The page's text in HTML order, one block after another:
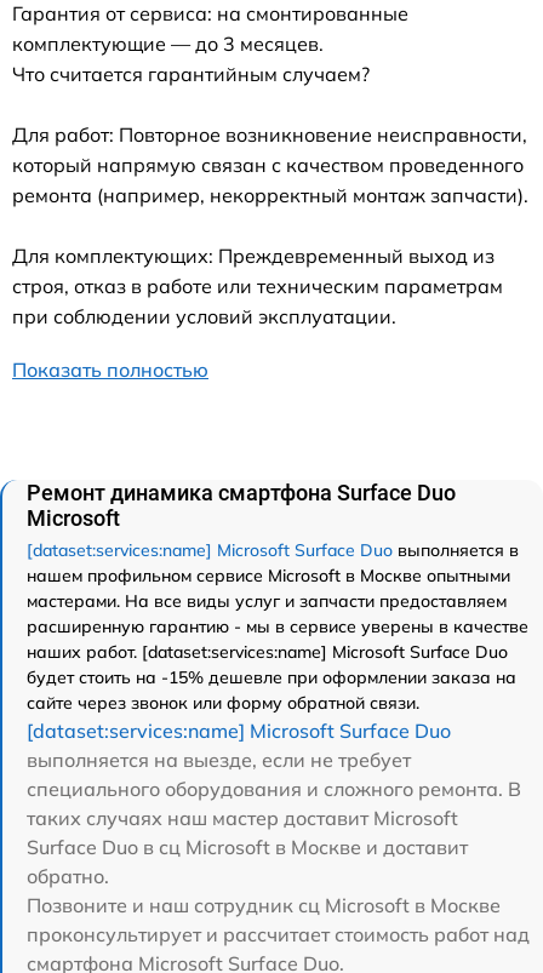
Гарантия от сервиса: на смонтированные
комплектующие — до 3 месяцев.
Что считается гарантийным случаем?
Для работ: Повторное возникновение неисправности,
который напрямую связан с качеством проведенного
ремонта (например, некорректный монтаж запчасти).
Для комплектующих: Преждевременный выход из
строя, отказ в работе или техническим параметрам
при соблюдении условий эксплуатации.
Показать полностью
Ремонт динамика смартфона Surface Duo
Microsoft
[dataset:services:name] Microsoft Surface Duo выполняется в
нашем профильном сервисе Microsoft в Москве опытными
мастерами. На все виды услуг и запчасти предоставляем
расширенную гарантию - мы в сервисе уверены в качестве
наших работ. [dataset:services:name] Microsoft Surface Duo
будет стоить на -15% дешевле при оформлении заказа на
сайте через звонок или форму обратной связи.
[dataset:services:name] Microsoft Surface Duo
выполняется на выезде, если не требует
специального оборудования и сложного ремонта. В
таких случаях наш мастер доставит Microsoft
Surface Duo в сц Microsoft в Москве и доставит
обратно.
Позвоните и наш сотрудник сц Microsoft в Москве
проконсультирует и рассчитает стоимость работ над
смартфона Microsoft Surface Duo.